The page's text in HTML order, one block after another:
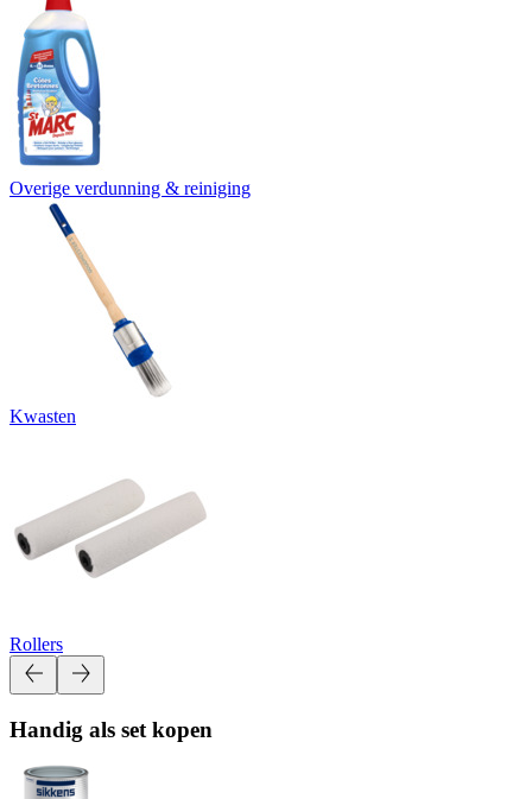
Overige verdunning & reiniging
Kwasten
Rollers
Handig als set kopen